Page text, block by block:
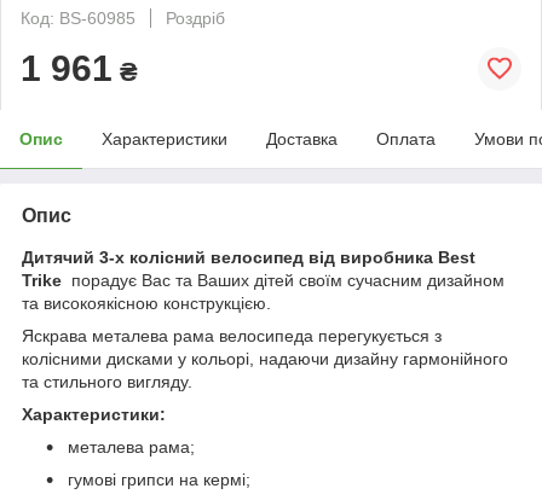
Код: BS-60985
Роздріб
1 961 ₴
Опис Характеристики Доставка Оплата Умови
Опис
Дитячий 3-х колісний велосипед від виробника Best
Trike порадує Вас та Ваших дітей своїм сучасним дизайном
та високоякісною конструкцією.
Яскрава металева рама велосипеда перегукується з
колісними дисками у кольорі, надаючи дизайну гармонійного
та стильного вигляду.
Характеристики:
металева рама;
гумові грипси на кермі;